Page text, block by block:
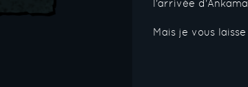
l'arrivée d'Ankama.
Mais je vous laisse